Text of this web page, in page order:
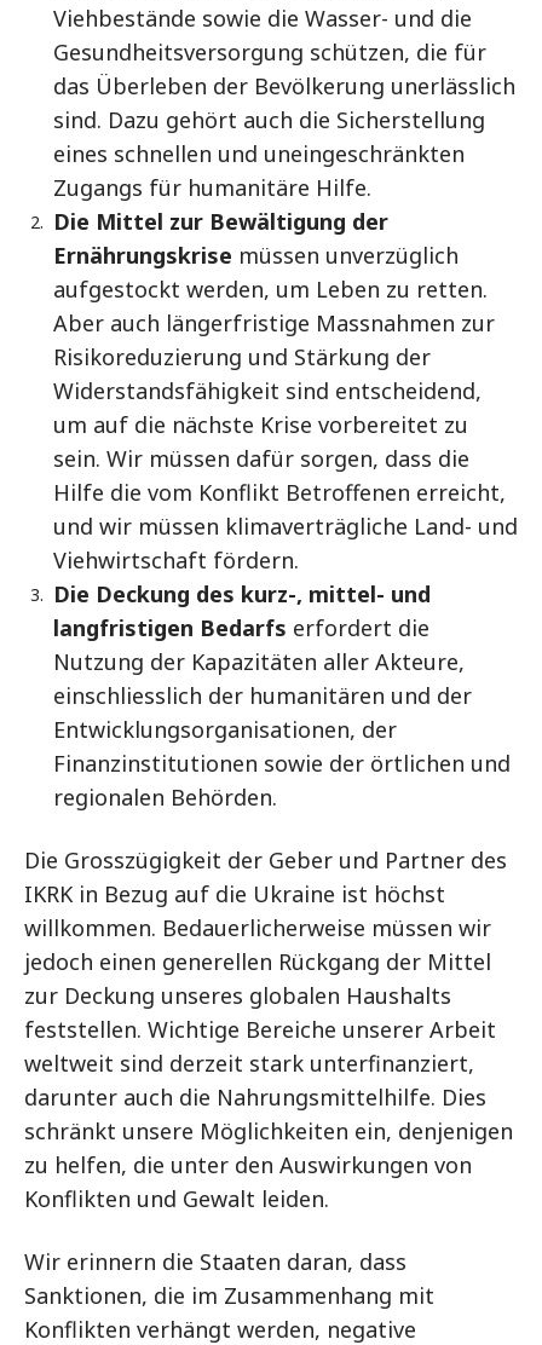
Viehbestände sowie die Wasser- und die
Gesundheitsversorgung schützen, die für
das Überleben der Bevölkerung unerlässlich
sind. Dazu gehört auch die Sicherstellung
eines schnellen und uneingeschränkten
Zugangs für humanitäre Hilfe.
Die Mittel zur Bewältigung der
Ernährungskrise müssen unverzüglich
aufgestockt werden, um Leben zu retten.
Aber auch längerfristige Massnahmen zur
Risikoreduzierung und Stärkung der
Widerstandsfähigkeit sind entscheidend,
um auf die nächste Krise vorbereitet zu
sein. Wir müssen dafür sorgen, dass die
Hilfe die vom Konflikt Betroffenen erreicht,
und wir müssen klimaverträgliche Land- und
Viehwirtschaft fördern.
Die Deckung des kurz-, mittel- und
langfristigen Bedarfs erfordert die
Nutzung der Kapazitäten aller Akteure,
einschliesslich der humanitären und der
Entwicklungsorganisationen, der
Finanzinstitutionen sowie der örtlichen und
regionalen Behörden.
Die Grosszügigkeit der Geber und Partner des
IKRK in Bezug auf die Ukraine ist höchst
willkommen. Bedauerlicherweise müssen wir
jedoch einen generellen Rückgang der Mittel
zur Deckung unseres globalen Haushalts
feststellen. Wichtige Bereiche unserer Arbeit
weltweit sind derzeit stark unterfinanziert,
darunter auch die Nahrungsmittelhilfe. Dies
schränkt unsere Möglichkeiten ein, denjenigen
zu helfen, die unter den Auswirkungen von
Konflikten und Gewalt leiden.
Wir erinnern die Staaten daran, dass
Sanktionen, die im Zusammenhang mit
Konflikten verhängt werden, negative